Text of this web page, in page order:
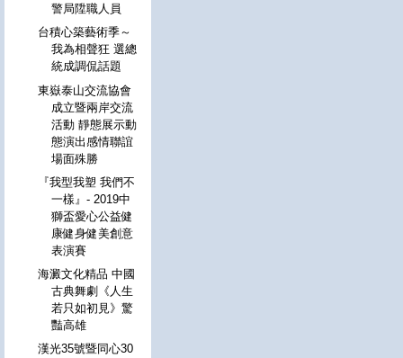
警局陞職人員
台積心築藝術季～
我為相聲狂 選總
統成調侃話題
東嶽泰山交流協會
成立暨兩岸交流
活動 靜態展示動
態演出感情聯誼
場面殊勝
『我型我塑 我們不
一樣』- 2019中
獅盃愛心公益健
康健身健美創意
表演賽
海澱文化精品 中國
古典舞劇《人生
若只如初見》驚
豔高雄
漢光35號暨同心30